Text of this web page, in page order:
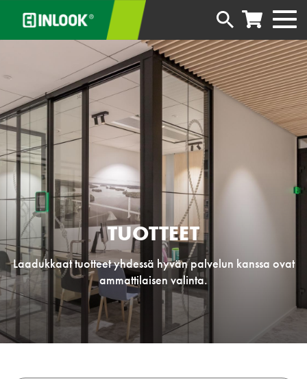
TUOTTEET
Laadukkaat tuotteet yhdessä hyvän palvelun kanssa ovat
ammattilaisen valinta.